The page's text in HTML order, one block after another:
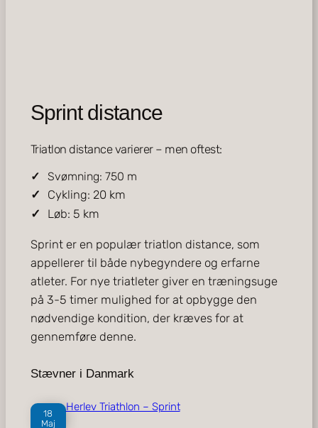
Sprint distance
Triatlon distance varierer – men oftest:
Svømning: 750 m
Cykling: 20 km
Løb: 5 km
Sprint er en populær triatlon distance, som
appellerer til både nybegyndere og erfarne
atleter. For nye triatleter giver en træningsuge
på 3-5 timer mulighed for at opbygge den
nødvendige kondition, der kræves for at
gennemføre denne.
Stævner i Danmark
18
Maj
Herlev Triathlon – Sprint